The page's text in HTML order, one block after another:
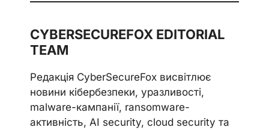
CYBERSECUREFOX EDITORIAL
TEAM
Редакція CyberSecureFox висвітлює
новини кібербезпеки, уразливості,
malware-кампанії, ransomware-
активність, AI security, cloud security та